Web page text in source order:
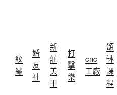
紋
繡
婚
友
社
新
莊
美
甲
打
擊
樂
cnc
工廠
頌
缽
課
程